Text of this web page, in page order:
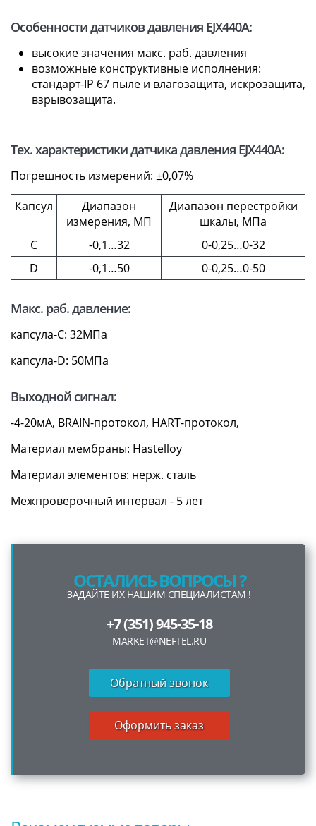
Особенности датчиков давления EJX440A:
высокие значения макс. раб. давления
возможные конструктивные исполнения:
стандарт-IP 67 пыле и влагозащита, искрозащита,
взрывозащита.
Тех. характеристики датчика давления EJX440A:
Погрешность измерений: ±0,07%
Капсул
Диапазон
измерения, МП
Диапазон перестройки
шкалы, МПа
C
-0,1…32
0-0,25…0-32
D
-0,1…50 0-0,25…0-50
Макс. раб. давление:
капсула-C: 32МПа
капсула-D: 50МПа
Выходной сигнал:
-4-20мА, BRAIN-протокол, HART-протокол,
Материал мембраны: Hastelloy
Материал элементов: нерж. сталь
Межпроверочный интервал - 5 лет
ОСТАЛИСЬ ВОПРОСЫ ?
ЗАДАЙТЕ ИХ НАШИМ СПЕЦИАЛИСТАМ !
+7 (351) 945-35-18
MARKET@NEFTEL.RU
Обратный звонок
Оформить заказ